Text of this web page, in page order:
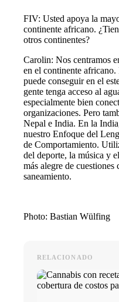
FIV: Usted apoya la
continente africano.
otros continentes?
Carolin: Nos centramos
en el continente
puede conseguir en el
gente tenga acceso al
especialmente bien
organizaciones. Pero
Nepal e India. En la
nuestro Enfoque del
de Comportamiento.
del deporte, la música y
más alegre de
saneamiento.
Photo: Bastian Wülfing
RELACIONADO